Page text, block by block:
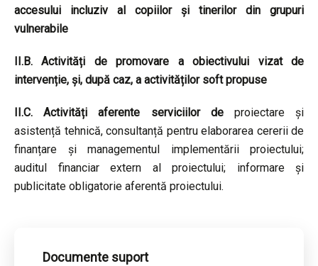
accesului incluziv al copiilor și tinerilor din grupuri
vulnerabile
II.B. Activități de promovare a obiectivului vizat de
intervenție, și, după caz, a activităților soft propuse
II.C. Activități aferente serviciilor de
proiectare și
asistență tehnică, consultanță pentru elaborarea cererii de
finanțare și managementul implementării proiectului;
auditul financiar extern al proiectului; informare și
publicitate obligatorie aferentă proiectului.
Documente suport